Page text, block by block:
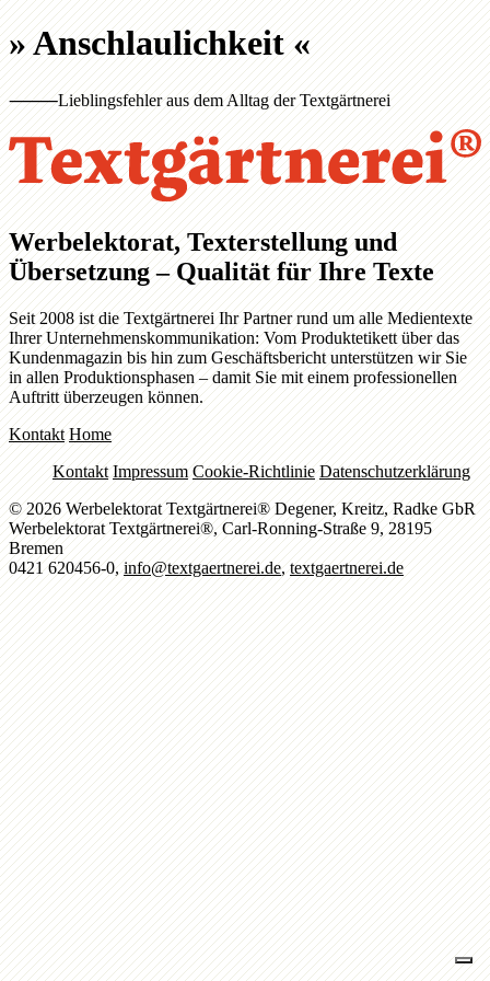
»Anschlaulichkeit«
⸻Lieblingsfehler aus dem Alltag der Textgärtnerei
Werbelektorat, Texterstellung und
Übersetzung – Qualität für Ihre Texte
Seit 2008 ist die Textgärtnerei Ihr Partner rund um alle Medientexte
Ihrer Unternehmenskommunikation: Vom Produktetikett über das
Kundenmagazin bis hin zum Geschäftsbericht unterstützen wir Sie
in allen Produktionsphasen – damit Sie mit einem professionellen
Auftritt überzeugen können.
Kontakt Home
Kontakt Impressum Cookie-Richtlinie Datenschutzerklärung
© 2026 Werbelektorat Textgärtnerei® Degener, Kreitz, Radke GbR
Werbelektorat Textgärtnerei®, Carl-Ronning-Straße 9, 28195
Bremen
0421 620456-0,info@textgaertnerei.de,textgaertnerei.de